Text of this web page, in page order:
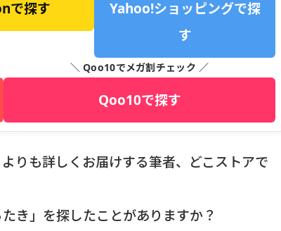
で探す
Yahoo!ショッピングで探
す
＼ Qoo10でメガ割チェック ／
Qoo10で探す
りも詳しくお届けする筆者、どこストアで
き」を探したことがありますか？